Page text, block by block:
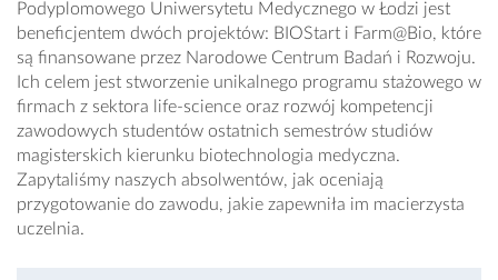
Podyplomowego Uniwersytetu Medycznego w Łodzi jest
beneficjentem dwóch projektów: BIOStart i Farm@Bio, które
są finansowane przez Narodowe Centrum Badań i Rozwoju.
Ich celem jest stworzenie unikalnego programu stażowego w
firmach z sektora life-science oraz rozwój kompetencji
zawodowych studentów ostatnich semestrów studiów
magisterskich kierunku biotechnologia medyczna.
Zapytaliśmy naszych absolwentów, jak oceniają
przygotowanie do zawodu, jakie zapewniła im macierzysta
uczelnia.